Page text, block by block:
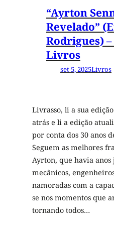
“Ayrton
Revelado”
Rodrigues) –
Livros
set 5, 2025Livros
Livrasso, li a sua
atrás e li a edição
por conta dos 30 anos
Seguem as melhores
Ayrton, que havia anos
mecânicos,
namoradas com a
se nos momentos que
tornando todos…